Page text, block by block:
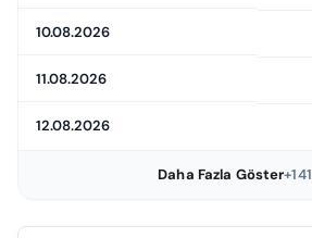
10.08.2026
11.08.2026
12.08.2026
Daha Fazla Göster+141